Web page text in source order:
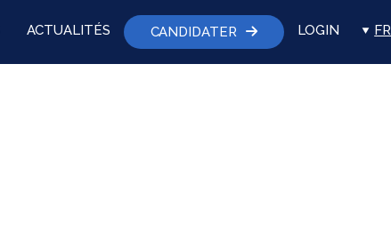
ACTUALITÉS CANDIDATER LOGIN FR